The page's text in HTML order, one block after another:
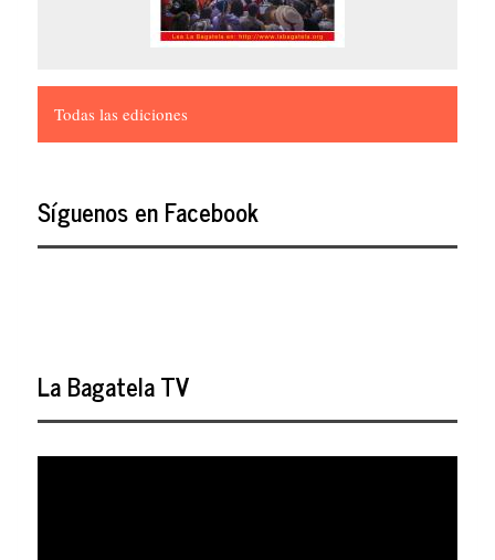
Todas las ediciones
Síguenos en Facebook
La Bagatela TV